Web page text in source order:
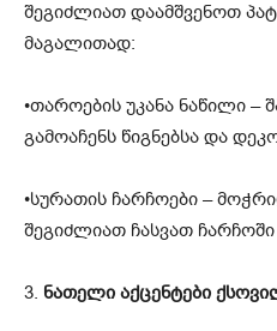
შეგიძლიათ დაამშვენოთ
მაგალითად:
•თაროების უკანა ნაწილი –
გამოაჩენს წიგნებსა და
•სურათის ჩარჩოები –
შეგიძლიათ ჩასვათ
3. ნათელი აქცენტები